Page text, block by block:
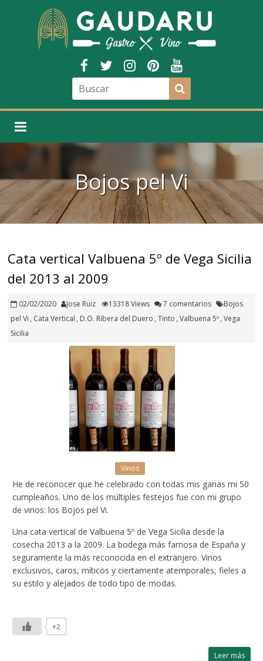
Bojos pel Vi
Cata vertical Valbuena 5º de Vega Sicilia
del 2013 al 2009
02/02/2020 Jose Ruiz 13318 Views 7 comentarios
Bojos
pel Vi , Cata Vertical , D.O. Ribera del Duero ,Tinto ,Valbuena 5º,Vega
Sicilia
Vinos
He de reconocer que he celebrado con todas mis ganas mi 50
cumpleaños. Uno de los múltiples festejos fue con mi grupo
de vinos: los Bojos pel Vi.
Una cata vertical de Valbuena 5º de Vega Sicilia desde la
cosecha 2013 a la 2009. La bodega más famosa de España y
seguramente la más reconocida en el extranjero. Vinos
exclusivos, caros, míticos y ciertamente atemporales, fieles a
su estilo y alejados de todo tipo de modas.
+2
Leer más